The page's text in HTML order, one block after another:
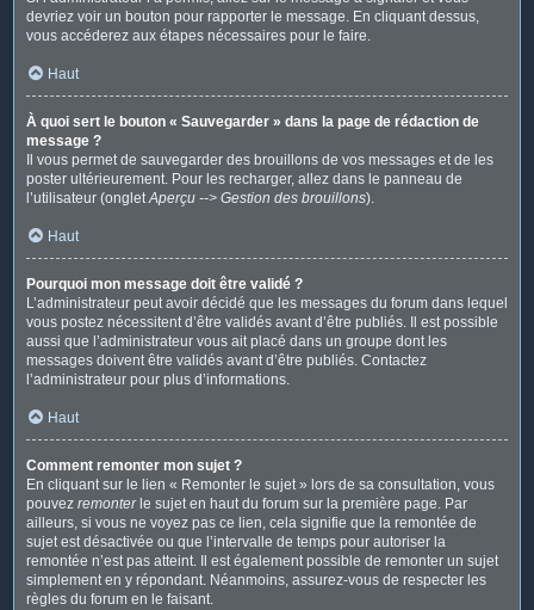
devriez voir un bouton pour rapporter le message. En cliquant dessus,
vous accéderez aux étapes nécessaires pour le faire.
Haut
À quoi sert le bouton « Sauvegarder » dans la page de rédaction de
message ?
Il vous permet de sauvegarder des brouillons de vos messages et de les
poster ultérieurement. Pour les recharger, allez dans le panneau de
l’utilisateur (ongletAperçu --> Gestion des brouillons).
Haut
Pourquoi mon message doit être validé ?
L’administrateur peut avoir décidé que les messages du forum dans lequel
vous postez nécessitent d’être validés avant d’être publiés. Il est possible
aussi que l’administrateur vous ait placé dans un groupe dont les
messages doivent être validés avant d’être publiés. Contactez
l’administrateur pour plus d’informations.
Haut
Comment remonter mon sujet ?
En cliquant sur le lien « Remonter le sujet » lors de sa consultation, vous
pouvez remonterle sujet en haut du forum sur la première page. Par
ailleurs, si vous ne voyez pas ce lien, cela signifie que la remontée de
sujet est désactivée ou que l’intervalle de temps pour autoriser la
remontée n’est pas atteint. Il est également possible de remonter un sujet
simplement en y répondant. Néanmoins, assurez-vous de respecter les
règles du forum en le faisant.